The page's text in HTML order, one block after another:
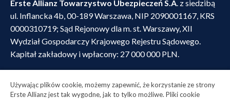
Erste Allianz Towarzystwo Ubezpieczeń S.A. z siedzibą
ul. Inflancka 4b, 00-189 Warszawa, NIP 2090001167, KRS
0000310719; Sąd Rejonowy dla m. st. Warszawy, XII
Wydział Gospodarczy Krajowego Rejestru Sądowego.
Kapitał zakładowy i wpłacony: 27 000 000 PLN.
siedzibą ul. Inflancka 4b, 00-189 Warszawa, NIP
Używając plików cookie, możemy zapewnić, że korzystanie ze strony
Erste Allianz jest tak wygodne, jak to tylko możliwe. Pliki cookie